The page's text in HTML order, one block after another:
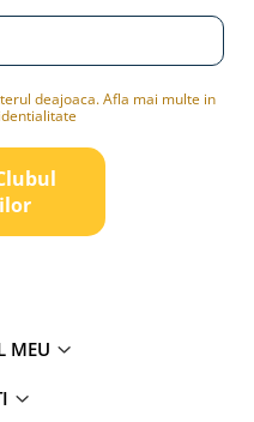
deajoaca. Afla mai multe in
MEU